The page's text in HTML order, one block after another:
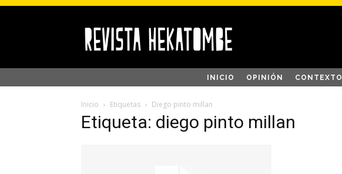
INICIO OPINIÓN CONTEXTO
Inicio Etiquetas Diego pinto millan
Etiqueta: diego pinto millan